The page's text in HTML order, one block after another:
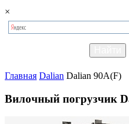
×
Главная Dalian Dalian 90A(F)
Вилочный погрузчик